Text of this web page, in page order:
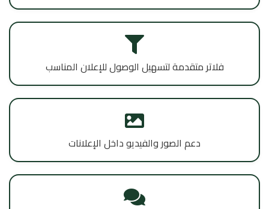
فلاتر متقدمة لتسهيل الوصول للإعلان المناسب
دعم الصور والفيديو داخل الإعلانات